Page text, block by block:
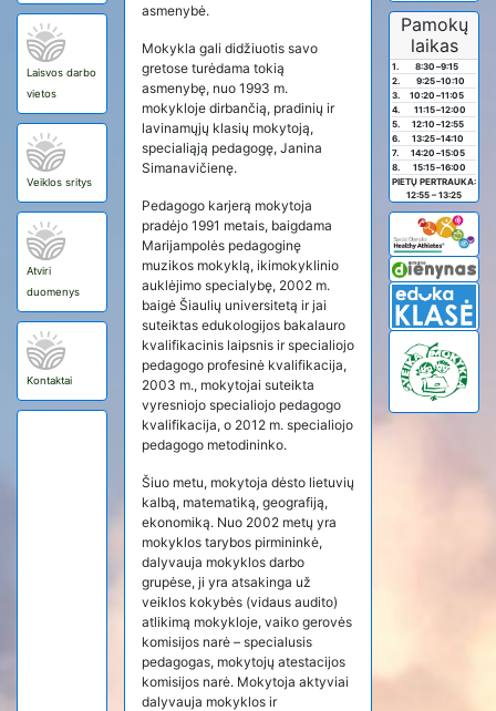
Laisvos darbo
vietos
Veiklos sritys
Atviri
duomenys
Kontaktai
asmenybė.
Mokykla gali didžiuotis savo
gretose turėdama tokią
asmenybę, nuo 1993 m.
mokykloje dirbančią, pradinių ir
lavinamųjų klasių mokytoją,
specialiąją pedagogę, Janina
Simanavičienę.
Pedagogo karjerą mokytoja
pradėjo 1991 metais, baigdama
Marijampolės pedagoginę
muzikos mokyklą, ikimokyklinio
auklėjimo specialybę, 2002 m.
baigė Šiaulių universitetą ir jai
suteiktas edukologijos bakalauro
kvalifikacinis laipsnis ir specialiojo
pedagogo profesinė kvalifikacija,
2003 m., mokytojai suteikta
vyresniojo specialiojo pedagogo
kvalifikacija, o 2012 m. specialiojo
pedagogo metodininko.
Šiuo metu, mokytoja dėsto lietuvių
kalbą, matematiką, geografiją,
ekonomiką. Nuo 2002 metų yra
mokyklos tarybos pirmininkė,
dalyvauja mokyklos darbo
grupėse, ji yra atsakinga už
veiklos kokybės (vidaus audito)
atlikimą mokykloje, vaiko gerovės
komisijos narė – specialusis
pedagogas, mokytojų atestacijos
komisijos narė. Mokytoja aktyviai
dalyvauja mokyklos ir
Pamokų
laikas
1. 8:30 –9:15
2.
9:25–10:10
3.
10:20 –11:05
4.
11:15–12:00
5.
12:10 –12:55
6.
13:25–14:10
7.
14:20 –15:05
8.
15:15–16:00
PIETŲ PERTRAUKA:
12:55 – 13:25